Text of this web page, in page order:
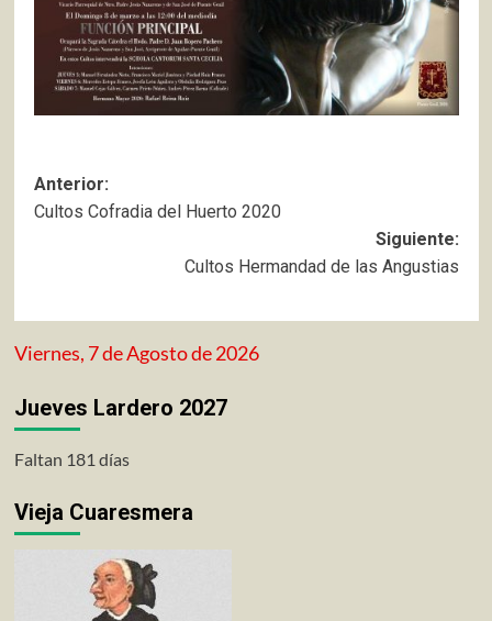
Navegación
de
Anterior:
Cultos Cofradia del Huerto 2020
Siguiente:
Cultos Hermandad de las Angustias
Viernes, 7 de Agosto de 2026
Jueves Lardero 2027
Faltan 181 días
Vieja Cuaresmera